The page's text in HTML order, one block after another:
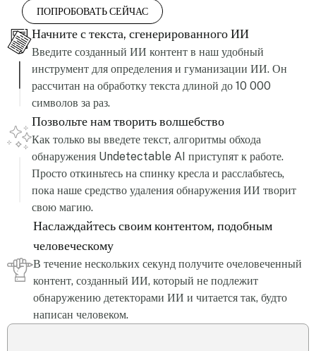
ПОПРОБОВАТЬ СЕЙЧАС
Начните с текста, сгенерированного ИИ
Введите созданный ИИ контент в наш удобный
инструмент для определения и гуманизации ИИ. Он
рассчитан на обработку текста длиной до 10 000
символов за раз.
Позвольте нам творить волшебство
Как только вы введете текст, алгоритмы обхода
обнаружения Undetectable AI приступят к работе.
Просто откиньтесь на спинку кресла и расслабьтесь,
пока наше средство удаления обнаружения ИИ творит
свою магию.
Наслаждайтесь своим контентом, подобным
человеческому
В течение нескольких секунд получите очеловеченный
контент, созданный ИИ, который не подлежит
обнаружению детекторами ИИ и читается так, будто
написан человеком.